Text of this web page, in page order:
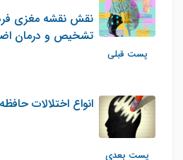
پست قبلی
نقش نقشه مغزی
تشخیص و درمان
پست بعدی
انواع اختلالات